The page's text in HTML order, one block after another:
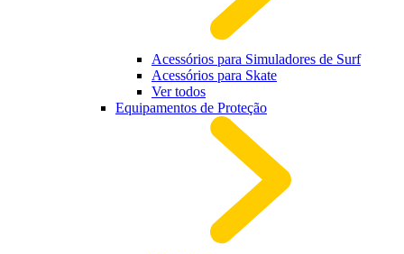
Acessórios para Simuladores de Surf
Acessórios para Skate
Ver todos
Equipamentos de Proteção